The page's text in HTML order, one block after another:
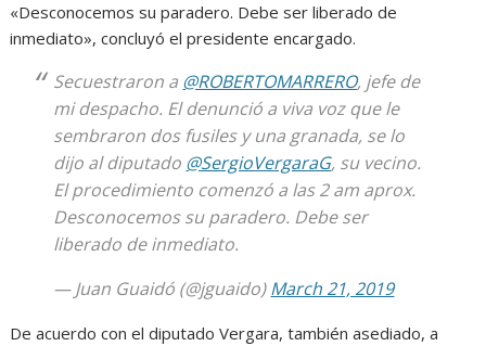
«Desconocemos su paradero. Debe ser liberado de
inmediato», concluyó el presidente encargado.
Secuestraron a @ROBERTOMARRERO, jefe de
mi despacho. El denunció a viva voz que le
sembraron dos fusiles y una granada, se lo
dijo al diputado @SergioVergaraG, su vecino.
El procedimiento comenzó a las 2 am aprox.
Desconocemos su paradero. Debe ser
liberado de inmediato.
— Juan Guaidó (@jguaido)March 21, 2019
De acuerdo con el diputado Vergara, también asediado, a